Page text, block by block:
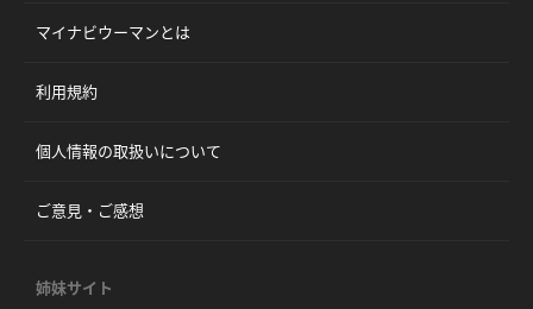
マイナビウーマンとは
利用規約
個人情報の取扱いについて
ご意見・ご感想
姉妹サイト